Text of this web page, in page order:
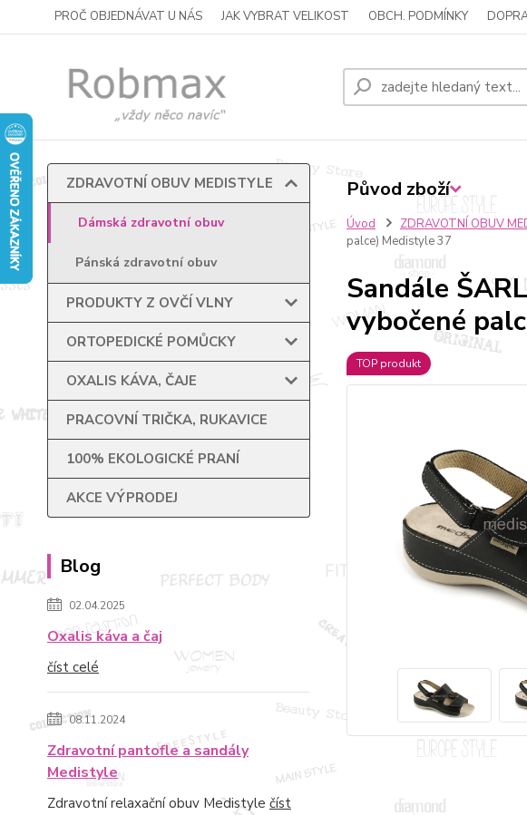
PROČ OBJEDNÁVAT U NÁS JAK VYBRAT VELIKOST OBCH. PODMÍNKY
ZDRAVOTNÍ OBUV MEDISTYLE
Dámská zdravotní obuv
Pánská zdravotní obuv
PRODUKTY Z OVČÍ VLNY
ORTOPEDICKÉ POMŮCKY
OXALIS KÁVA, ČAJE
PRACOVNÍ TRIČKA, RUKAVICE
100% EKOLOGICKÉ PRANÍ
AKCE VÝPRODEJ
Blog
02.04.2025
Oxalis káva a čaj
číst celé
08.11.2024
Zdravotní pantofle a sandály
Medistyle
Zdravotní relaxační obuv Medistyle číst
Úvod ZDRAVOTNÍ OBUV
palce) Medistyle 37
Sandále
vybočené
TOP produkt
Původ zboží